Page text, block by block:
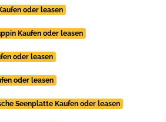
oder leasen
Kaufen oder leasen
oder leasen
oder leasen
Seenplatte Kaufen oder leasen